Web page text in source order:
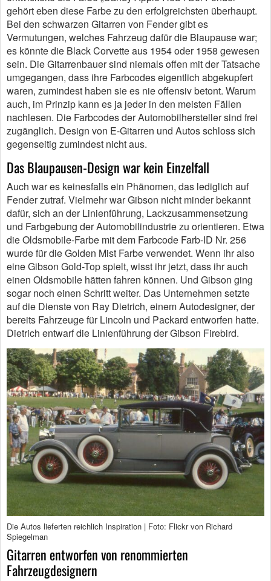
gehört eben diese Farbe zu den erfolgreichsten überhaupt.
Bei den schwarzen Gitarren von Fender gibt es
Vermutungen, welches Fahrzeug dafür die Blaupause war;
es könnte die Black Corvette aus 1954 oder 1958 gewesen
sein. Die Gitarrenbauer sind niemals offen mit der Tatsache
umgegangen, dass ihre Farbcodes eigentlich abgekupfert
waren, zumindest haben sie es nie offensiv betont. Warum
auch, im Prinzip kann es ja jeder in den meisten Fällen
nachlesen. Die Farbcodes der Automobilhersteller sind frei
zugänglich. Design von E-Gitarren und Autos schloss sich
gegenseitig zumindest nicht aus.
Das Blaupausen-Design war kein Einzelfall
Auch war es keinesfalls ein Phänomen, das lediglich auf
Fender zutraf. Vielmehr war Gibson nicht minder bekannt
dafür, sich an der Linienführung, Lackzusammensetzung
und Farbgebung der Automobilindustrie zu orientieren. Etwa
die Oldsmobile-Farbe mit dem Farbcode Farb-ID Nr. 256
wurde für die Golden Mist Farbe verwendet. Wenn ihr also
eine Gibson Gold-Top spielt, wisst ihr jetzt, dass ihr auch
einen Oldsmobile hätten fahren können. Und Gibson ging
sogar noch einen Schritt weiter. Das Unternehmen setzte
auf die Dienste von Ray Dietrich, einem Autodesigner, der
bereits Fahrzeuge für Lincoln und Packard entworfen hatte.
Dietrich entwarf die Linienführung der Gibson Firebird.
Die Autos lieferten reichlich Inspiration | Foto: Flickr von Richard
Spiegelman
Gitarren entworfen von renommierten
Fahrzeugdesignern